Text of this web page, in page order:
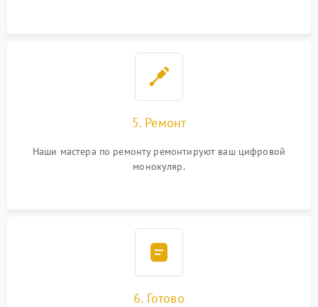
5. Ремонт
Наши мастера по ремонту ремонтируют ваш цифровой
монокуляр.
6. Готово